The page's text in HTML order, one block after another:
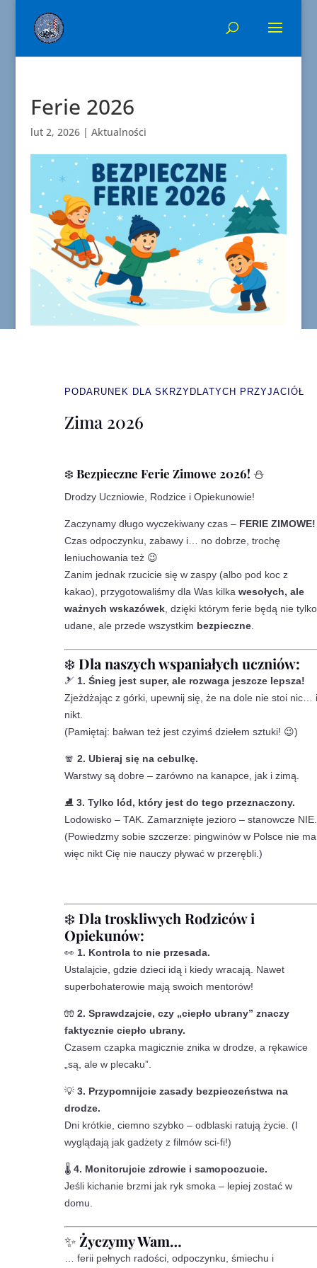
Ferie 2026
lut 2, 2026| Aktualności
PODARUNEK DLA SKRZYDLATYCH PRZYJACIÓŁ
Zima 2026
❄️ Bezpieczne Ferie Zimowe 2026! ⛄
Drodzy Uczniowie, Rodzice i Opiekunowie!
Zaczynamy długo wyczekiwany czas – FERIE ZIMOWE!
Czas odpoczynku, zabawy i… no dobrze, trochę
leniuchowania też 😉
Zanim jednak rzucicie się w zaspy (albo pod koc z
kakao), przygotowaliśmy dla Was kilka wesołych, ale
ważnych wskazówek, dzięki którym ferie będą nie tylko
udane, ale przede wszystkim bezpieczne.
❄️ Dla naszych wspaniałych uczniów:
🎿 1. Śnieg jest super, ale rozwaga jeszcze lepsza!
Zjeżdżając z górki, upewnij się, że na dole nie stoi nic… i
nikt.
(Pamiętaj: bałwan też jest czyimś dziełem sztuki! 😉)
🧣 2. Ubieraj się na cebulkę.
Warstwy są dobre – zarówno na kanapce, jak i zimą.
⛸️ 3. Tylko lód, który jest do tego przeznaczony.
Lodowisko – TAK. Zamarznięte jezioro – stanowcze NIE.
(Powiedzmy sobie szczerze: pingwinów w Polsce nie
więc nikt Cię nie nauczy pływać w przerębli.)
❄️ Dla troskliwych Rodziców i
Opiekunów:
👀 1. Kontrola to nie przesada.
Ustalajcie, gdzie dzieci idą i kiedy wracają. Nawet
superbohaterowie mają swoich mentorów!
🧤 2. Sprawdzajcie, czy „ciepło ubrany” znaczy
faktycznie ciepło ubrany.
Czasem czapka magicznie znika w drodze, a rękawice
„są, ale w plecaku”.
💡 3. Przypomnijcie zasady bezpieczeństwa na
drodze.
Dni krótkie, ciemno szybko – odblaski ratują życie. (I
wyglądają jak gadżety z filmów sci-fi!)
🌡️ 4. Monitorujcie zdrowie i samopoczucie.
Jeśli kichanie brzmi jak ryk smoka – lepiej zostać w
domu.
✨ Życzymy Wam…
… ferii pełnych radości, odpoczynku, śmiechu i